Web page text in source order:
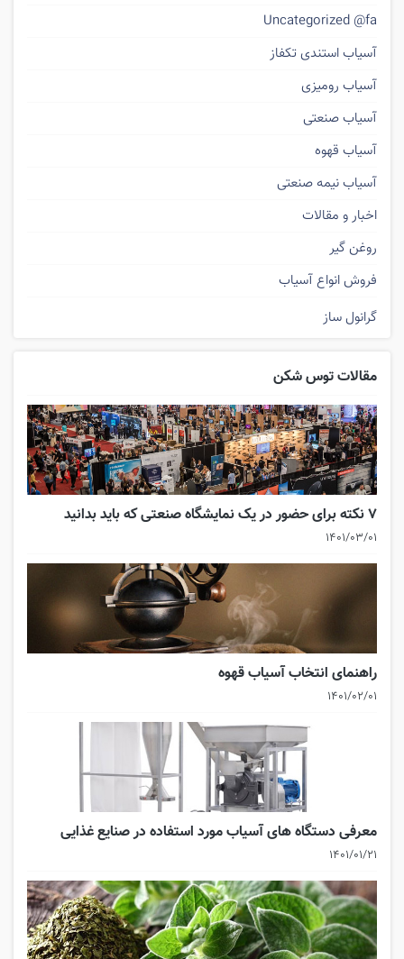
Uncategorized @fa
آسیاب استندی تکفاز
آسیاب رومیزی
آسیاب صنعتی
آسیاب قهوه
آسیاب نیمه صنعتی
اخبار و مقالات
روغن گیر
فروش انواع آسیاب
گرانول ساز
مقالات توس شکن
۷ نکته برای حضور در یک نمایشگاه صنعتی که باید بدانید
۱۴۰۱/۰۳/۰۱
راهنمای انتخاب آسیاب قهوه
۱۴۰۱/۰۲/۰۱
معرفی دستگاه های آسیاب مورد استفاده در صنایع غذایی
۱۴۰۱/۰۱/۲۱